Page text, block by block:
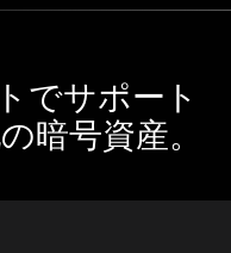
でサポート
暗号資産。